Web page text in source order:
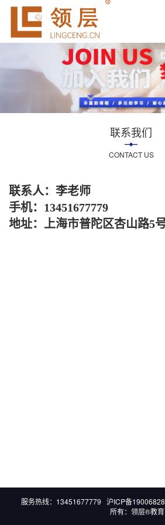
联系我们
CONTACT US
联系人：李老师
手机：13451677779
地址：上海市普陀区杏山路5
服务热线：13451677779 沪ICP备
所有：领层®教育